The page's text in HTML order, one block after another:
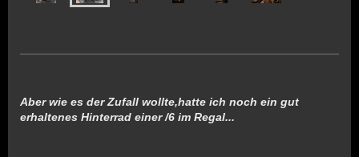
Aber wie es der Zufall wollte,hatte ich noch ein gut
erhaltenes Hinterrad einer /6 im Regal...